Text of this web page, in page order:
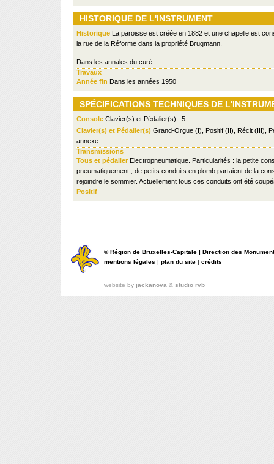
HISTORIQUE DE L'INSTRUMENT
Historique La paroisse est créée en 1882 et une chapelle est
la rue de la Réforme dans la propriété Brugmann.
Dans les annales du curé...
Travaux
Année fin Dans les années 1950
SPÉCIFICATIONS TECHNIQUES DE
Console Clavier(s) et Pédalier(s) : 5
Clavier(s) et Pédalier(s) Grand-Orgue (I), Positif (II), Récit (III),
annexe
Transmissions
Tous et pédalier Electropneumatique. Particularités : la petite
pneumatiquement ; de petits conduits en plomb partaient de la
rejoindre le sommier. Actuellement tous ces conduits ont été
Positif
©Région de Bruxelles-Capitale | Direction des
mentions légales | plan du site | crédits
website by jackanova & studio rvb